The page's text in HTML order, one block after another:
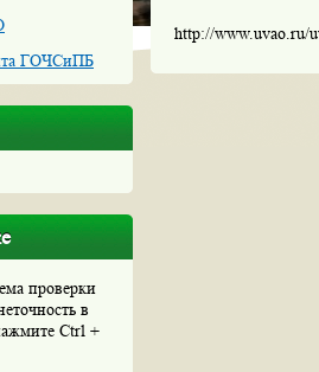
ГОЧСиПБ
проверки
в
Ctrl +
http://www.uvao.ru/